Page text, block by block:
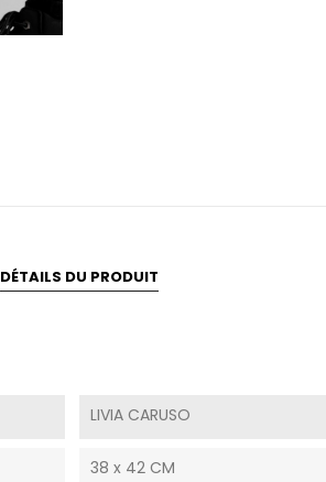
DÉTAILS DU PRODUIT
LIVIA CARUSO
38 x 42 CM